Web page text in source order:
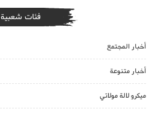
فئات شعبية
أخبار المجتمع
أخبار متنوعة
ميكرو لالة مولاتي